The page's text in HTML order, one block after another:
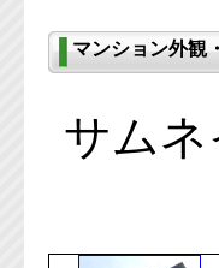
マンション外観
サム